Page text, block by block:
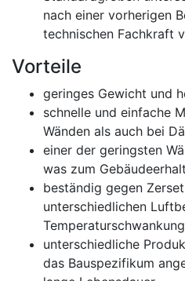
nach einer vorherigen
technischen Fachkraft
Vorteile
geringes Gewicht und
schnelle und einfache
Wänden als auch bei
einer der geringsten
was zum
beständig gegen
unterschiedlichen
unterschiedliche
das Bauspezifikum